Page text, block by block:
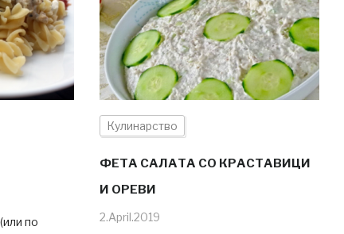
по
Кулинарство
ФЕТА САЛАТА СО КРАСТАВИЦИ
И ОРЕВИ
2.April.2019